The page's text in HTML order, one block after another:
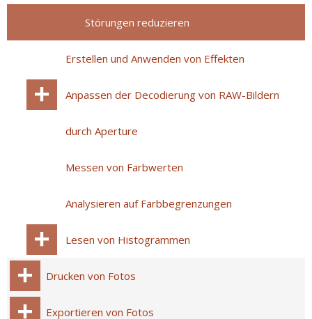
Störungen reduzieren
Erstellen und Anwenden von Effekten
Anpassen der Decodierung von RAW-Bildern
durch Aperture
Messen von Farbwerten
Analysieren auf Farbbegrenzungen
Lesen von Histogrammen
Drucken von Fotos
Exportieren von Fotos